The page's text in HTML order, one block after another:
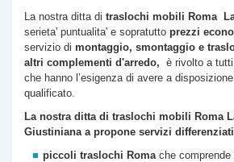
La nostra ditta di traslochi mobili Roma
serieta' puntualita' e sopratutto prezzi
servizio di montaggio, smontaggio e
altri complementi d'arredo, è rivolto a
che hanno l’esigenza di avere a
qualificato.
La nostra ditta di traslochi mobili Roma
Giustinianaa propone servizi
piccoli traslochi Romache comprende